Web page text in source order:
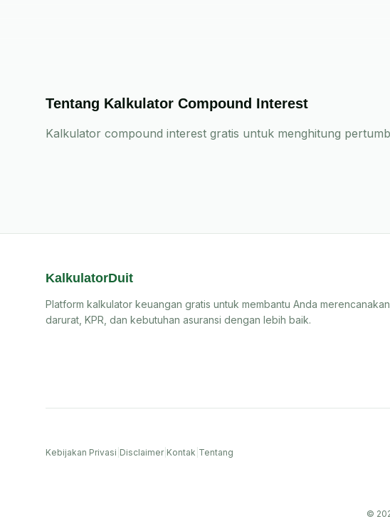
Tentang Kalkulator Compound Interest
Kalkulator compound interest gratis untuk menghitung
KalkulatorDuit
Platform kalkulator keuangan gratis untuk membantu Anda
darurat, KPR, dan kebutuhan asuransi dengan lebih baik.
Kebijakan Privasi Disclaimer| Kontak Tentang
©